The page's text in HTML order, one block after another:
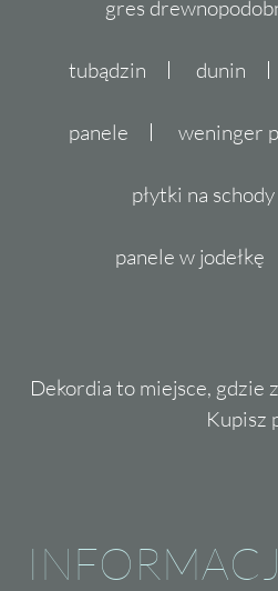
gres
tubądzin dunin
panele weninger
płytki na schody
panele w jodełkę
Dekordia to miejsce, gdzie
Kupisz